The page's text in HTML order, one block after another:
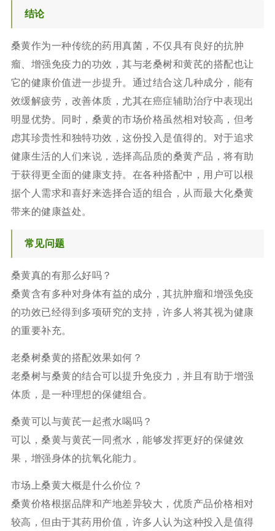
结论
桑黄作为一种传统的药用真菌，不仅具有良好的抗肿
瘤、增强免疫力的功效，其与老桑树和黄芪的搭配也让
它的健康价值进一步提升。通过结合这几种成分，能有
效缓解疲劳，改善体质，尤其在癌症辅助治疗中表现出
明显优势。同时，桑黄的市场价格虽然相对较高，但考
虑其珍贵性和独特功效，这份投入是值得的。对于追求
健康生活的人们来说，选择高品质的桑黄产品，将有助
于获得更全面的健康支持。在各种搭配中，用户可以根
据个人需求和喜好来选择合适的组合，从而最大化桑黄
带来的健康益处。
常见问题
桑黄真的有那么好吗？
桑黄含有多种对身体有益的成分，其抗肿瘤和增强免疫
的功效已经得到多项研究的支持，许多人将其视为健康
的重要补充。
老桑树桑黄的搭配效果如何？
老桑树与桑黄的结合可以提升免疫力，并且有助于增强
体质，是一种理想的保健组合。
桑黄可以与黄芪一起煮水喝吗？
可以，桑黄与黄芪一同煮水，能够发挥更好的保健效
果，增强身体的抗氧化能力。
市场上桑黄大概是什么价位？
桑黄价格根据品牌和产地差异较大，优质产品价格相对
较高，但由于其药用价值，许多人认为这种投入是值得